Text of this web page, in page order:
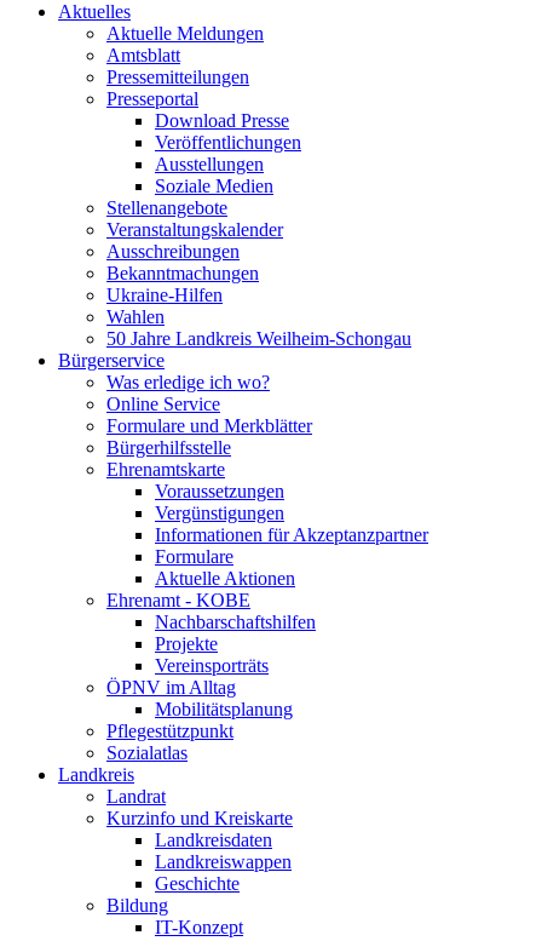
Aktuelles
Aktuelle Meldungen
Amtsblatt
Pressemitteilungen
Presseportal
Download Presse
Veröffentlichungen
Ausstellungen
Soziale Medien
Stellenangebote
Veranstaltungskalender
Ausschreibungen
Bekanntmachungen
Ukraine-Hilfen
Wahlen
50 Jahre Landkreis Weilheim-Schongau
Bürgerservice
Was erledige ich wo?
Online Service
Formulare und Merkblätter
Bürgerhilfsstelle
Ehrenamtskarte
Voraussetzungen
Vergünstigungen
Informationen für Akzeptanzpartner
Formulare
Aktuelle Aktionen
Ehrenamt - KOBE
Nachbarschaftshilfen
Projekte
Vereinsporträts
ÖPNV im Alltag
Mobilitätsplanung
Pflegestützpunkt
Sozialatlas
Landkreis
Landrat
Kurzinfo und Kreiskarte
Landkreisdaten
Landkreiswappen
Geschichte
Bildung
IT-Konzept